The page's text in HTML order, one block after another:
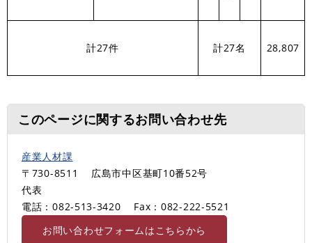
計27件 計27名 28,807
このページに関するお問い合わせ先
産業人材課
〒730-8511
広島市中区基町10番52号
代表
電話：082-513-3420
Fax：082-222-5521
お問い合わせフォームはこちらから